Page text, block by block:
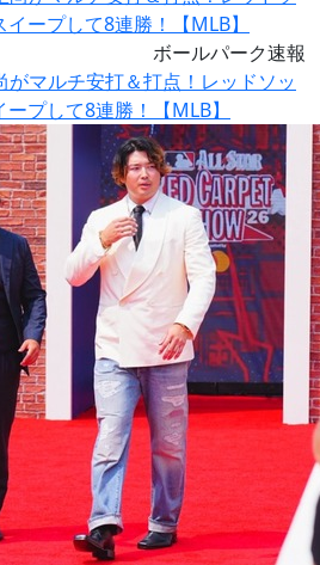
ボールパーク速報
がマルチ安打＆打点！レッドソッ
プして8連勝！【MLB】